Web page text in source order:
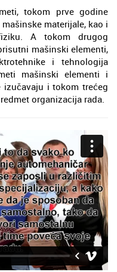
tokom prve godine
materijale, kao i
A tokom drugog
mašinski elementi,
i tehnologija
mašinski elementi i
i tokom trećeg
organizacija rada.